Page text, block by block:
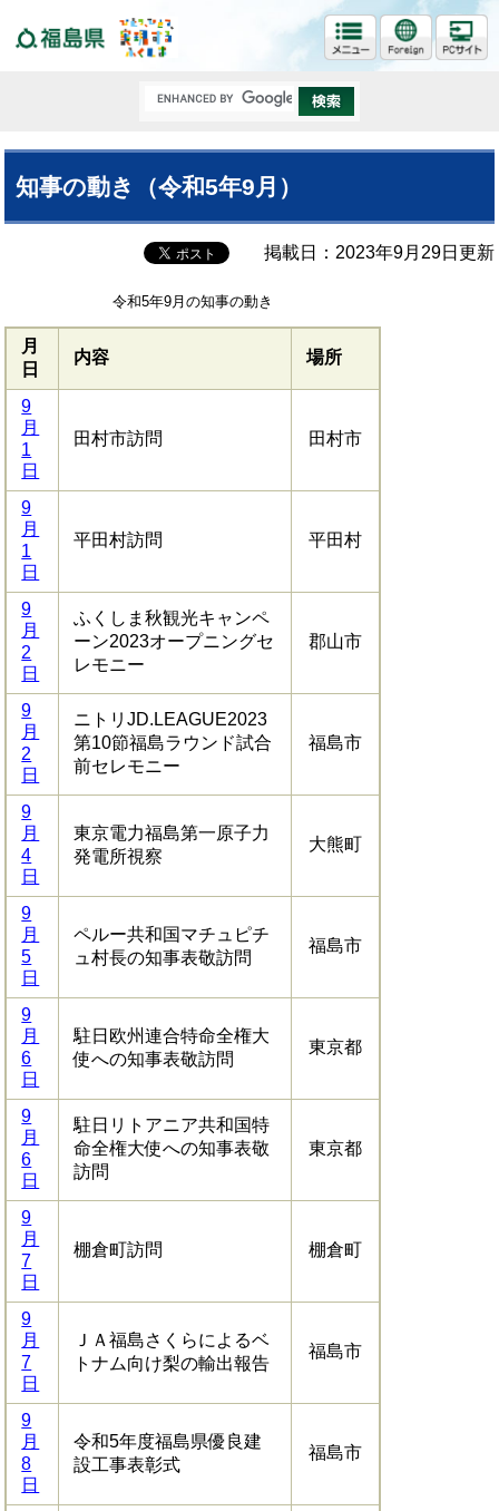
知事の動き（令和5年9月）
掲載日：2023年9月29日更新
令和5年9月の知事の動き
月
日
内容 場所
9
月
1
日
田村市訪問 田村市
9
月
1
日
平田村訪問 平田村
9
月
2
日
ふくしま秋観光キャンペ
ーン2023オープニングセ
レモニー
郡山市
9
月
2
日
ニトリJD.LEAGUE2023
第10節福島ラウンド試合
前セレモニー
福島市
9
月
4
日
東京電力福島第一原子力
発電所視察
大熊町
9
月
5
日
ペルー共和国マチュピチ
ュ村長の知事表敬訪問
福島市
9
月
6
日
駐日欧州連合特命全権大
使への知事表敬訪問
東京都
9
月
6
日
駐日リトアニア共和国特
命全権大使への知事表敬
訪問
東京都
9
月
7
日
棚倉町訪問 棚倉町
9
月
7
日
ＪＡ福島さくらによるベ
トナム向け梨の輸出報告
福島市
9
月
8
日
令和5年度福島県優良建
設工事表彰式
福島市